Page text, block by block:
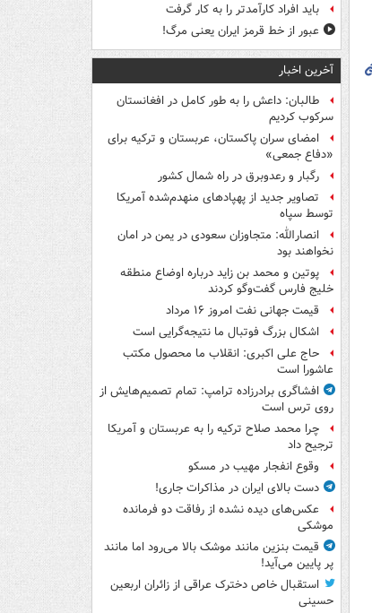
باید افراد کارآمدتر را به کار گرفت
عبور از خط قرمز ایران یعنی مرگ!
آخرین اخبار
طالبان: داعش را به طور کامل در افغانستان
سرکوب کردیم
امضای سران پاکستان، عربستان و ترکیه برای
«دفاع جمعی»
رگبار و رعدوبرق در راه شمال کشور
تصاویر جدید از پهپادهای منهدم‌شده آمریکا
توسط سپاه
انصارالله: متجاوزان سعودی در یمن در امان
نخواهند بود
پوتین و محمد بن زاید درباره اوضاع منطقه
خلیج فارس گفت‌وگو کردند
قیمت جهانی نفت امروز ۱۶ مرداد
اشکال بزرگ فوتبال ما نتیجه‌گرایی است
حاج علی اکبری: انقلاب ما محصول مکتب
عاشورا است
افشاگری برادرزاده ترامپ: تمام تصمیم‌هایش از
روی ترس است
چرا محمد صلاح ترکیه را به عربستان و آمریکا
ترجیح داد
وقوع انفجار مهیب در مسکو
دست بالای ایران در مذاکرات جاری!
عکس‌های دیده نشده از رفاقت دو فرمانده‌
موشکی
قیمت بنزین مانند موشک بالا می‌رود اما مانند
پر پایین می‌آید!
استقبال خاص دخترک عراقی از زائران اربعین
حسینی